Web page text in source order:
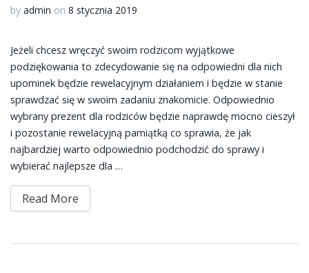
by admin on 8 stycznia 2019
Jeżeli chcesz wręczyć swoim rodzicom wyjątkowe
podziękowania to zdecydowanie się na odpowiedni dla nich
upominek będzie rewelacyjnym działaniem i będzie w stanie
sprawdzać się w swoim zadaniu znakomicie. Odpowiednio
wybrany prezent dla rodziców będzie naprawdę mocno cieszył
i pozostanie rewelacyjną pamiątką co sprawia, że jak
najbardziej warto odpowiednio podchodzić do sprawy i
wybierać najlepsze dla …
Read More